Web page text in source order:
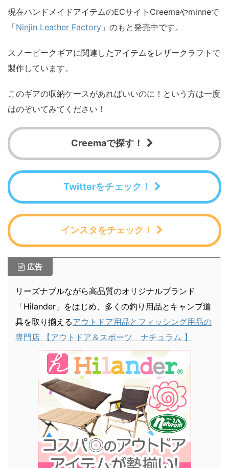
現在ハンドメイドアイテムのECサイトCreemaやminneで
「Ninjin Leather Factory 」のもと発売中です。
スノーピークギアに関連したアイテムをレザークラフトで
製作しています。
このギアの収納ケースがあればいいのに！という方は一度
はのぞいてみてください！
Creemaで探す！
Twitterをチェック！
インスタをチェック！
広告
リーズナブルながら高品質のオリジナルブランド
「Hilander」をはじめ、多くの釣り用品とキャンプ道
具を取り揃えるアウトドア用品とフィッシング用品の
専門店 【アウトドア＆スポーツ ナチュラム 】